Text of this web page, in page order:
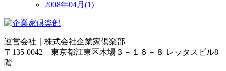
2008年04月(1)
運営会社｜ 株式会社企業家倶楽部
〒135-0042 東京都江東区木場３－１６－８ レッタスビル8
階